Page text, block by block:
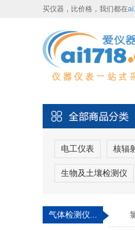
买仪器，比价格，我们都在
电工仪表 核辐
生物及土壤检测仪
气体检测仪...